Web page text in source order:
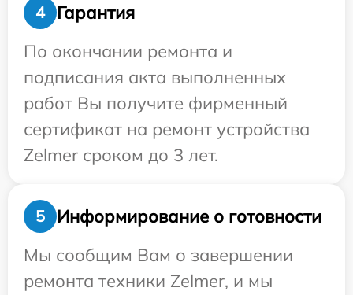
4
Гарантия
По окончании ремонта и
подписания акта выполненных
работ Вы получите фирменный
сертификат на ремонт устройства
Zelmer сроком до 3 лет.
5
Информирование о готовности
Мы сообщим Вам о завершении
ремонта техники Zelmer, и мы